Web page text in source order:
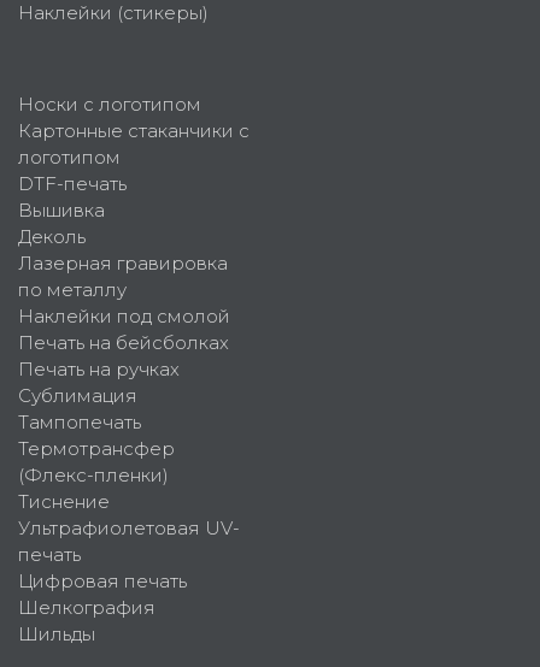
Наклейки (стикеры)
Носки с логотипом
Картонные стаканчики с
логотипом
DTF-печать
Вышивка
Деколь
Лазерная гравировка
по металлу
Наклейки под смолой
Печать на бейсболках
Печать на ручках
Сублимация
Тампопечать
Термотрансфер
(Флекс-пленки)
Тиснение
Ультрафиолетовая UV-
печать
Цифровая печать
Шелкография
Шильды